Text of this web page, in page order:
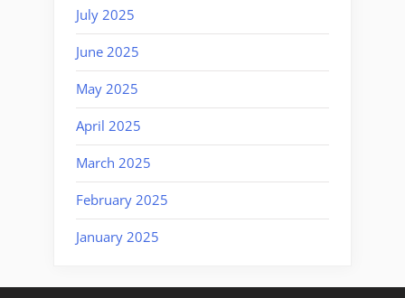
July 2025
June 2025
May 2025
April 2025
March 2025
February 2025
January 2025